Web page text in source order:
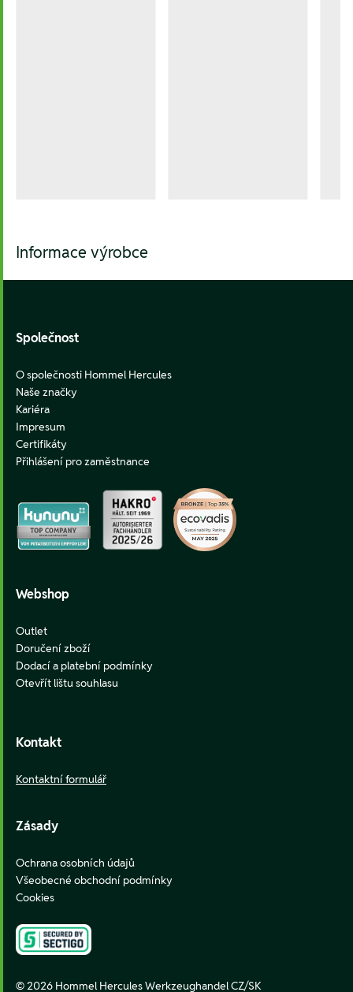
Informace výrobce
Společnost
O společnosti Hommel Hercules
Naše značky
Kariéra
Impresum
Certifikáty
Přihlášení pro zaměstnance
Webshop
Outlet
Doručení zboží
Dodací a platební podmínky
Otevřít lištu souhlasu
Kontakt
Kontaktní formulář
Zásady
Ochrana osobních údajů
Všeobecné obchodní podmínky
Cookies
© 2026 Hommel Hercules Werkzeughandel CZ/SK